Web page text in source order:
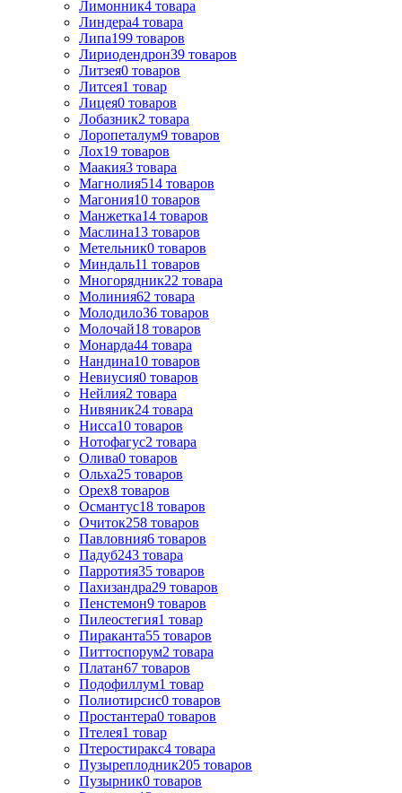
Лимонник4 товара
Линдера4 товара
Липа199 товаров
Лириодендрон39 товаров
Литзея0 товаров
Литсея1 товар
Лицея0 товаров
Лобазник2 товара
Лоропеталум9 товаров
Лох19 товаров
Маакия3 товара
Магнолия514 товаров
Магония10 товаров
Манжетка14 товаров
Маслина13 товаров
Метельник0 товаров
Миндаль11 товаров
Многорядник22 товара
Молиния62 товара
Молодило36 товаров
Молочай18 товаров
Монарда44 товара
Нандина10 товаров
Невиусия0 товаров
Нейлия2 товара
Нивяник24 товара
Нисса10 товаров
Нотофагус2 товара
Олива0 товаров
Ольха25 товаров
Орех8 товаров
Османтус18 товаров
Очиток258 товаров
Павловния6 товаров
Падуб243 товара
Парротия35 товаров
Пахизандра29 товаров
Пенстемон9 товаров
Пилеостегия1 товар
Пираканта55 товаров
Питтоспорум2 товара
Платан67 товаров
Подофиллум1 товар
Полиотирсис0 товаров
Простантера0 товаров
Птелея1 товар
Птеростиракс4 товара
Пузыреплодник205 товаров
Пузырник0 товаров